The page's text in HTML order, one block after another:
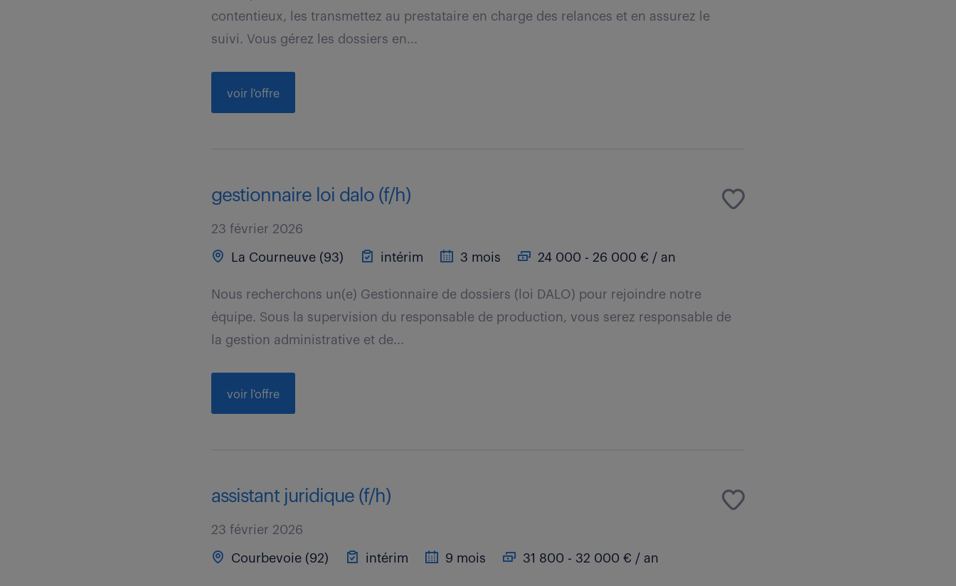
contentieux, les transmettez au prestataire en charge des relances et en assurez le
suivi. Vous gérez les dossiers en...
voir l'offre
gestionnaire loi dalo (f/h)
23 février 2026
La Courneuve (93) intérim 3 mois 24 000 - 26 000 € / an
Nous recherchons un(e) Gestionnaire de dossiers (loi DALO) pour rejoindre notre
équipe. Sous la supervision du responsable de production, vous serez responsable de
la gestion administrative et de...
voir l'offre
assistant juridique (f/h)
23 février 2026
Courbevoie (92) intérim 9 mois 31 800 - 32 000 € / an